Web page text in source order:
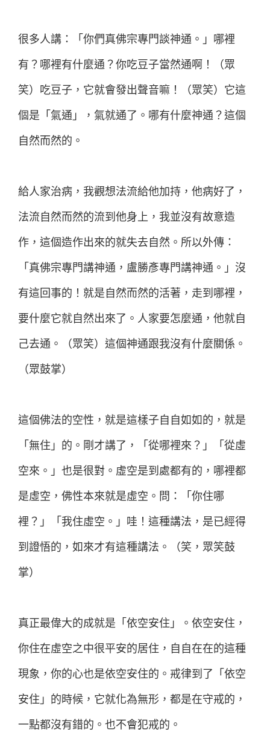
很多人講：「你們真佛宗專門談神通。」哪裡
有？哪裡有什麼通？你吃豆子當然通啊！（眾
笑）吃豆子，它就會發出聲音嘛！（眾笑）它這
個是「氣通」，氣就通了。哪有什麼神通？這個
自然而然的。
給人家治病，我觀想法流給他加持，他病好了，
法流自然而然的流到他身上，我並沒有故意造
作，這個造作出來的就失去自然。所以外傳：
「真佛宗專門講神通，盧勝彥專門講神通。」沒
有這回事的！就是自然而然的活著，走到哪裡，
要什麼它就自然出來了。人家要怎麼通，他就自
己去通。（眾笑）這個神通跟我沒有什麼關係。
（眾鼓掌）
這個佛法的空性，就是這樣子自自如如的，就是
「無住」的。剛才講了，「從哪裡來？」「從虛
空來。」也是很對。虛空是到處都有的，哪裡都
是虛空，佛性本來就是虛空。問：「你住哪
裡？」「我住虛空。」哇！這種講法，是已經得
到證悟的，如來才有這種講法。（笑，眾笑鼓
掌）
真正最偉大的成就是「依空安住」。依空安住，
你住在虛空之中很平安的居住，自自在在的這種
現象，你的心也是依空安住的。戒律到了「依空
安住」的時候，它就化為無形，都是在守戒的，
一點都沒有錯的。也不會犯戒的。